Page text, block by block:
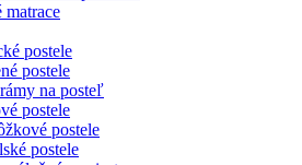
matrace
postele
postele
na posteľ
postele
postele
postele